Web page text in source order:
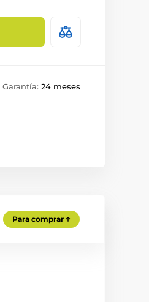
Garantía: 24 meses
Para comprar